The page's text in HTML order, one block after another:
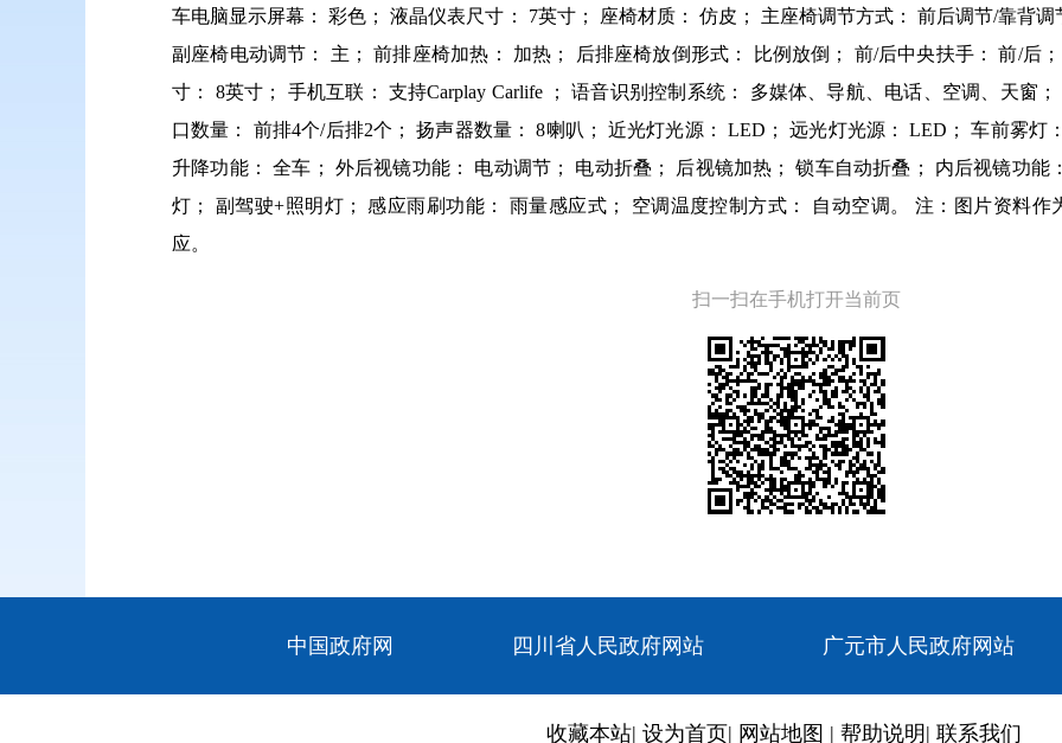
车电脑显示屏幕： 彩色； 液晶仪表尺寸： 7英寸； 座椅材质： 仿皮； 主座椅调节方式： 前后调节/靠背
副座椅电动调节： 主； 前排座椅加热： 加热； 后排座椅放倒形式： 比例放倒； 前/后中央扶手： 前/后
寸： 8英寸； 手机互联： 支持Carplay Carlife ； 语音识别控制系统： 多媒体、导航、电话、空调、天窗
口数量： 前排4个/后排2个； 扬声器数量： 8喇叭； 近光灯光源： LED； 远光灯光源： LED； 车前雾灯
升降功能： 全车； 外后视镜功能： 电动调节； 电动折叠； 后视镜加热； 锁车自动折叠； 内后视镜功
灯； 副驾驶+照明灯； 感应雨刷功能： 雨量感应式； 空调温度控制方式： 自动空调。 注：图片资料
应。
扫一扫在手机打开当前页
中国政府网 四川省人民政府网站 广元市人民政府网站
收藏本站| 设为首页| 网站地图 | 帮助说明 | 联系我们